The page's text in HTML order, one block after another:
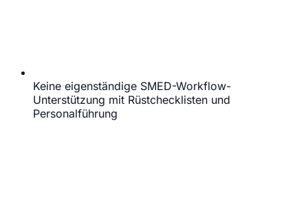
Keine eigenständige SMED-Workflow-
Unterstützung mit Rüstchecklisten und
Personalführung